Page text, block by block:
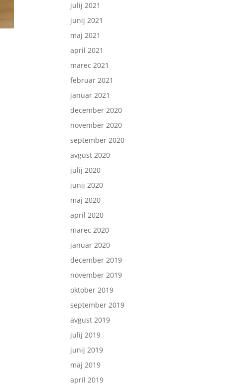
julij 2021
junij 2021
maj 2021
april 2021
marec 2021
februar 2021
januar 2021
december 2020
november 2020
september 2020
avgust 2020
julij 2020
junij 2020
maj 2020
april 2020
marec 2020
januar 2020
december 2019
november 2019
oktober 2019
september 2019
avgust 2019
julij 2019
junij 2019
maj 2019
april 2019